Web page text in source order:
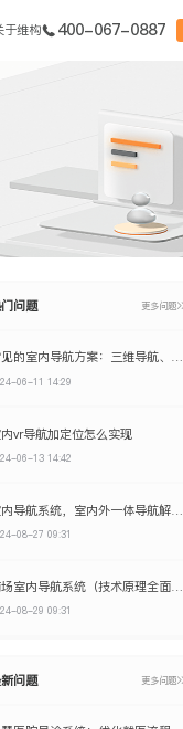
于维构 400-067-0887
问题 更多问题
常见的室内导航方案：三维导航、AI导航、AR导航及VR导航
06-11 14:29
vr导航加定位怎么实现
06-13 14:42
室内导航系统，室内外一体导航解决方案
08-27 09:31
商场室内导航系统（技术原理全面解析）
08-29 09:31
问题 更多问题